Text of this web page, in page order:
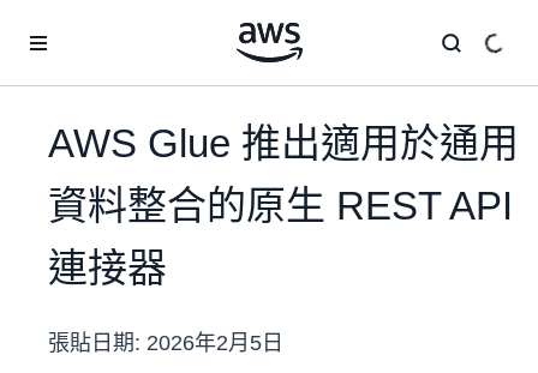
AWS Glue 推出適用於通用
資料整合的原生 REST API
連接器
張貼日期: 2026年2月5日